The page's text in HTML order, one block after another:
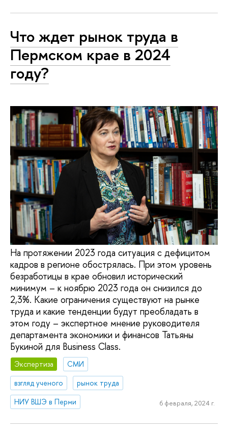
Что ждет рынок труда в
Пермском крае в 2024
году?
На протяжении 2023 года ситуация с дефицитом
кадров в регионе обострялась. При этом уровень
безработицы в крае обновил исторический
минимум – к ноябрю 2023 года он снизился до
2,3%. Какие ограничения существуют на рынке
труда и какие тенденции будут преобладать в
этом году – экспертное мнение руководителя
департамента экономики и финансов Татьяны
Букиной для Business Class.
Экспертиза
СМИ
взгляд ученого
рынок труда
НИУ ВШЭ в Перми
6 февраля, 2024 г.